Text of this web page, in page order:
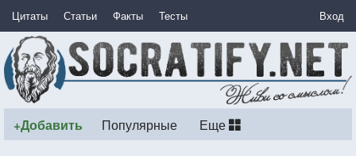
Цитаты Статьи Факты Тесты Вход
+Добавить Популярные Еще